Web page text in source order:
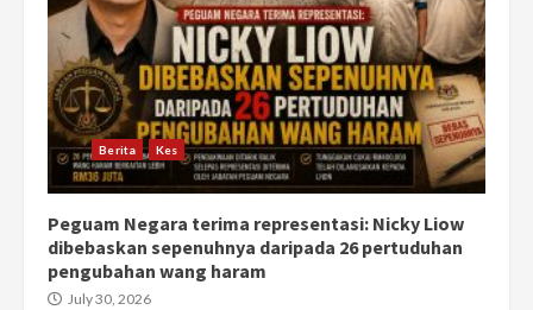
Berita Kes
Peguam Negara terima representasi: Nicky Liow
dibebaskan sepenuhnya daripada 26 pertuduhan
pengubahan wang haram
July 30, 2026